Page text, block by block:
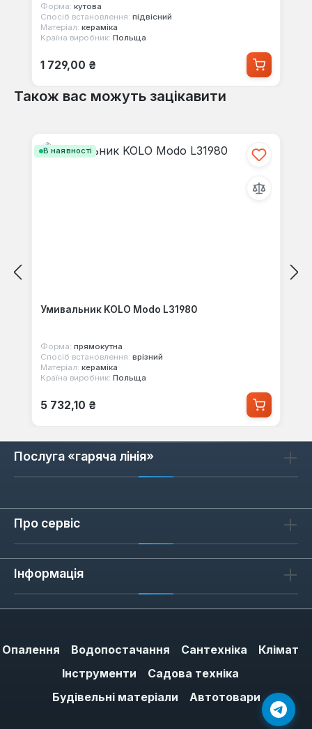
Форма: кутова
Спосіб встановлення: підвісний
Матеріал: кераміка
Країна виробник: Польща
Звичайна ціна:
1 729,00 ₴
Також вас можуть зацікавити
В наявності
Умивальник KOLO Modo L31980
Форма: прямокутна
Спосіб встановлення: врізний
Матеріал: кераміка
Країна виробник: Польща
Звичайна ціна:
5 732,10 ₴
Послуга «гаряча лінія»
Про сервіс
Інформація
Опалення Водопостачання Сантехніка
Клімат
Інструменти
Садова техніка
Будівельні матеріали
Автотовари